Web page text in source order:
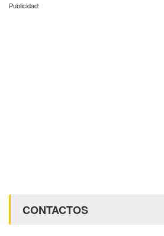
Publicidad:
CONTACTOS